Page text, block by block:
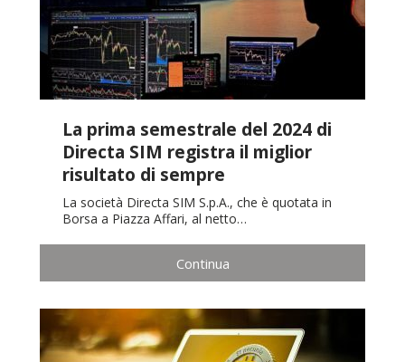
La prima semestrale del 2024 di
Directa SIM registra il miglior
risultato di sempre
La società Directa SIM S.p.A., che è quotata in
Borsa a Piazza Affari, al netto…
Continua